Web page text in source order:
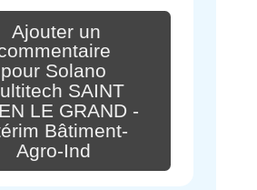
Ajouter un
pour Solano
SAINT
LE GRAND -
Bâtiment-
Agro-Ind